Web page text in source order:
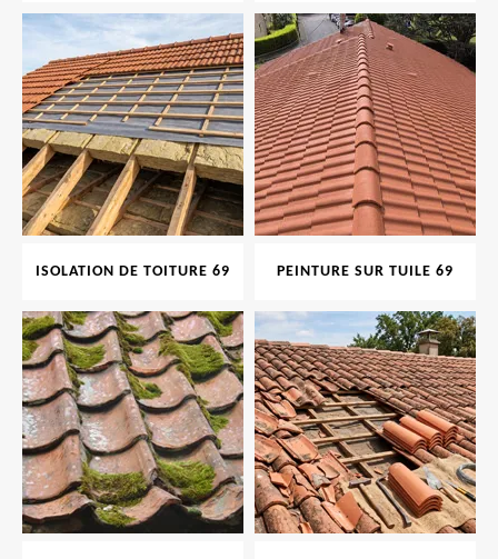
ISOLATION DE TOITURE 69 PEINTURE SUR TUILE 69